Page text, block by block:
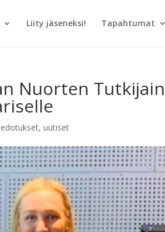
Liity jäseneksi! Tapahtumat
Nuorten Tutkijain
,uutiset